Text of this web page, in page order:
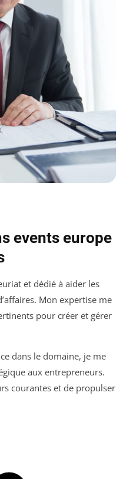
events europe
et dédié à aider les
Mon expertise me
pour créer et gérer
dans le domaine, je me
aux entrepreneurs.
courantes et de propulser